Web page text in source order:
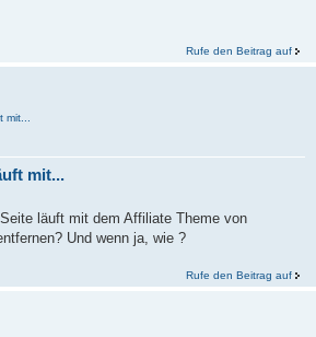
Rufe den Beitrag auf
mit...
läuft mit dem Affiliate Theme von
Und wenn ja, wie ?
Rufe den Beitrag auf